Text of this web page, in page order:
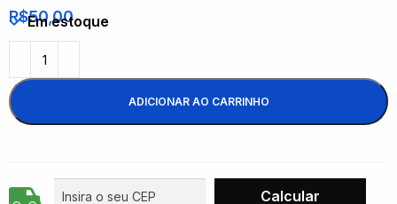
R$50,00
Em estoque
ADICIONAR AO CARRINHO